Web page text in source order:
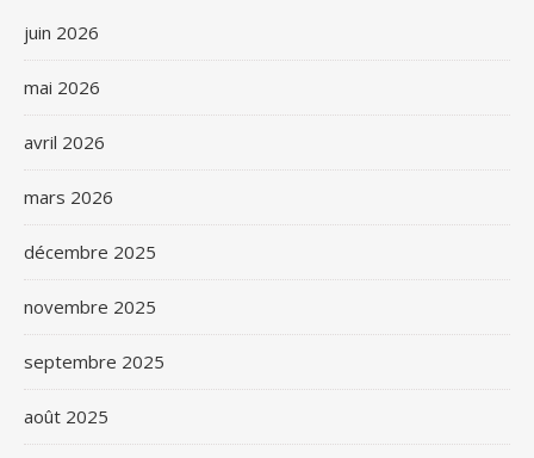
juin 2026
mai 2026
avril 2026
mars 2026
décembre 2025
novembre 2025
septembre 2025
août 2025